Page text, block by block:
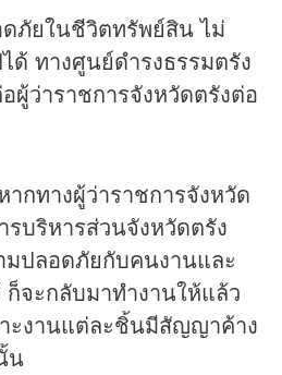
ภัยในชีวิตทรัพย์สิน ไม่
ด้ ทางศูนย์ดำรงธรรมตรัง
ผู้ว่าราชการจังหวัดตรังต่อ
กทางผู้ว่าราชการจังหวัด
บริหารส่วนจังหวัดตรัง
ปลอดภัยกับคนงานและ
จะกลับมาทำงานให้แล้ว
ะงานแต่ละชิ้นมีสัญญาค้าง
น